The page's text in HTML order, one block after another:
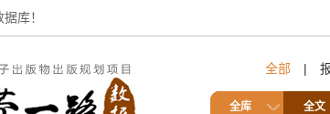
库！
全部 |
全库 全文